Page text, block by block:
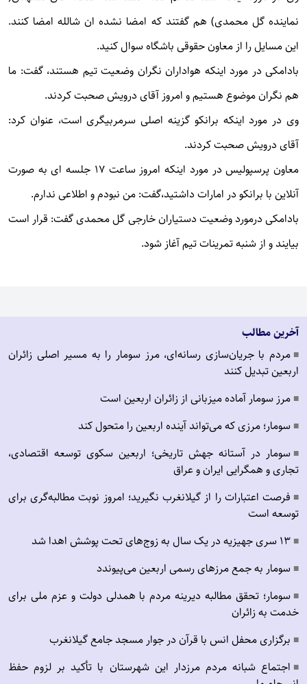
نماینده گل محمدی) هم گفتند که امضا نشده ان شالله امضا کنند.
این مسایل را از معاون حقوقی باشگاه سوال کنید.
بادامکی در مورد اینکه هواداران نگران وضعیت تیم هستند، گفت: ما
هم نگران موضوع هستیم و امروز آقای درویش صحبت کردند.
وی در مورد اینکه برانکو گزینه اصلی سرمربیگری است، عنوان کرد:
آقای درویش صحبت کردند.
معاون پرسپولیس در مورد اینکه امروز ساعت 17 جلسه ای به صورت
آنلاین با برانکو در امارات داشتید،گفت: من نبودم و اطلاعی ندارم.
بادامکی درمورد وضعیت دستیاران خارجی گل محمدی گفت: قرار است
بیایند و از شنبه تمرینات تیم آغاز شود.
آخرین مطالب
■ مردم با جریان‌سازی رسانه‌ای، مرز سومار را به مسیر اصلی زائران
اربعین تبدیل کنند
■ مرز سومار آماده میزبانی از زائران اربعین است
■ سومار؛ مرزی که می‌تواند آینده اربعین را متحول کند
■ سومار در آستانه جهش تاریخی؛ اربعین سکوی توسعه اقتصادی،
تجاری و همگرایی ایران و عراق
■ فرصت اعتبارات را از گیلانغرب نگیرید؛ امروز نوبت مطالبه‌گری برای
توسعه است
■ ۱۳ سری جهیزیه در یک سال به زوج‌های تحت پوشش اهدا شد
■ سومار به جمع مرزهای رسمی اربعین می‌پیوندد
■ سومار؛ تحقق مطالبه دیرینه مردم با همدلی دولت و عزم ملی برای
خدمت به زائران
■ برگزاری محفل انس با قرآن در جوار مسجد جامع گیلانغرب
■ اجتماع شبانه مردم مرزدار این شهرستان با تأکید بر لزوم حفظ